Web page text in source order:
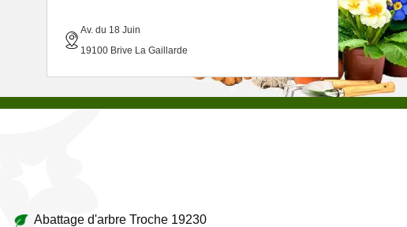
Av. du 18 Juin
19100 Brive La Gaillarde
Abattage d'arbre Troche 19230